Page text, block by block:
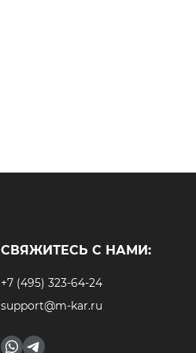
СВЯЖИТЕСЬ С НАМИ:
+7 (495) 323-64-24
support@m-kar.ru